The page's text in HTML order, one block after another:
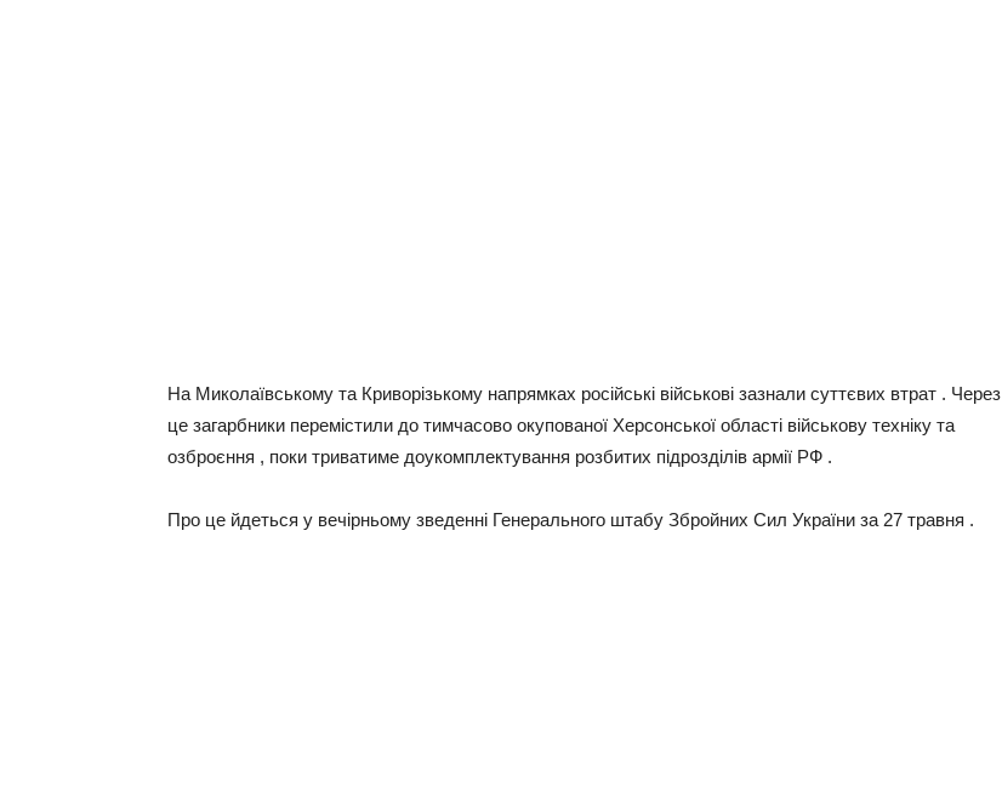
На Миколаївському та Криворізькому напрямках росiйськi вiйськові зазнали суттєвих втрат . Через
це загарбники перемістили до тимчасово окупованої Херсонської області військову техніку та
озброєння , поки триватиме доукомплектування розбитих підрозділів армії РФ .
Про це йдеться у вечірньому зведенні Генерального штабу Збройних Сил України за 27 травня .